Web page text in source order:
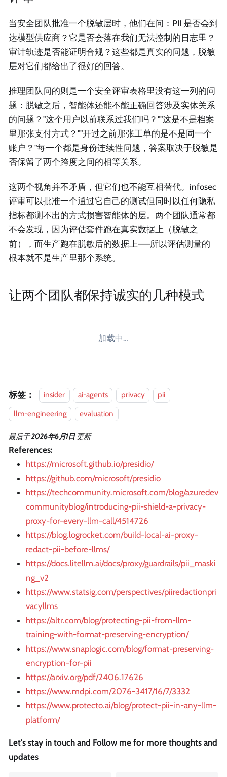
当安全团队批准一个脱敏层时，他们在问：PII 是否会到
达模型供应商？它是否会落在我们无法控制的日志里？
审计轨迹是否能证明合规？这些都是真实的问题，脱敏
层对它们都给出了很好的回答。
推理团队问的则是一个安全评审表格里没有这一列的问
题：脱敏之后，智能体还能不能正确回答涉及实体关系
的问题？"这个用户以前联系过我们吗？""这是不是档案
里那张支付方式？""开过之前那张工单的是不是同一个
账户？"每一个都是身份连续性问题，答案取决于脱敏是
否保留了两个跨度之间的相等关系。
这两个视角并不矛盾，但它们也不能互相替代。infosec
评审可以批准一个通过它自己的测试但同时以任何隐私
指标都测不出的方式损害智能体的层。两个团队通常都
不会发现，因为评估套件跑在真实数据上（脱敏之
前），而生产跑在脱敏后的数据上——所以评估测量的
根本就不是生产里那个系统。
让两个团队都保持诚实的几种模式
加载中…
标签： insider ai-agents privacy
pii
llm-engineering
evaluation
最后于2026年6月1日 更新
References:
https://microsoft.github.io/presidio/
https://github.com/microsoft/presidio
https://techcommunity.microsoft.com/blog/azuredev
communityblog/introducing-pii-shield-a-privacy-
proxy-for-every-llm-call/4514726
https://blog.logrocket.com/build-local-ai-proxy-
redact-pii-before-llms/
https://docs.litellm.ai/docs/proxy/guardrails/pii_maski
ng_v2
https://www.statsig.com/perspectives/piiredactionpri
vacyllms
https://altr.com/blog/protecting-pii-from-llm-
training-with-format-preserving-encryption/
https://www.snaplogic.com/blog/format-preserving-
encryption-for-pii
https://arxiv.org/pdf/2406.17626
https://www.mdpi.com/2076-3417/16/7/3332
https://www.protecto.ai/blog/protect-pii-in-any-llm-
platform/
Let's stay in touch and Follow me for more thoughts and
updates